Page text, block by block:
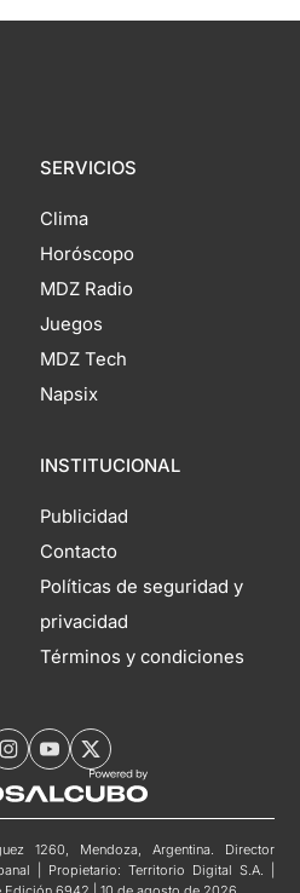
SERVICIOS
Clima
Horóscopo
MDZ Radio
Juegos
MDZ Tech
Napsix
INSTITUCIONAL
Publicidad
Contacto
Políticas de seguridad y
privacidad
Términos y condiciones
1260, Mendoza, Argentina. Director
| Propietario: Territorio Digital S.A. |